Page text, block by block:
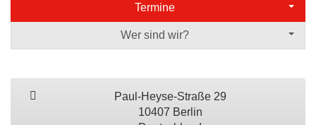
Termine
Wer sind wir?
Paul-Heyse-Straße 29
10407 Berlin